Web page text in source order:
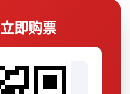
即购票